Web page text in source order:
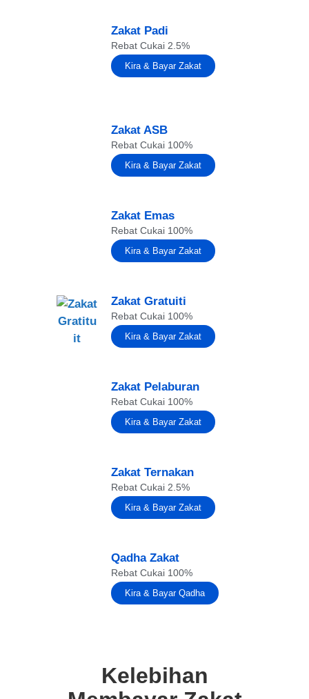
Zakat Padi
Rebat Cukai 2.5%
Kira & Bayar Zakat
Zakat ASB
Rebat Cukai 100%
Kira & Bayar Zakat
Zakat Emas
Rebat Cukai 100%
Kira & Bayar Zakat
Zakat Gratuiti
Rebat Cukai 100%
Kira & Bayar Zakat
Zakat Pelaburan
Rebat Cukai 100%
Kira & Bayar Zakat
Zakat Ternakan
Rebat Cukai 2.5%
Kira & Bayar Zakat
Qadha Zakat
Rebat Cukai 100%
Kira & Bayar Qadha
Kelebihan